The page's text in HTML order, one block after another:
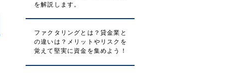
を解説します。
ファクタリングとは？貸金業と
の違いは？メリットやリスクを
覚えて堅実に資金を集めよう！